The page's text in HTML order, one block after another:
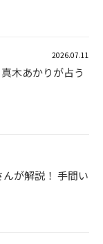
2026.07.11
木あかりが占う
が解説！ 手間い